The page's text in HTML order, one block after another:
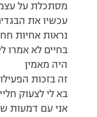
מסתכלת על
נראות אחיות
בחיים לא אמרו
היה מאמין
זה בזכות
בא לי לצעוק